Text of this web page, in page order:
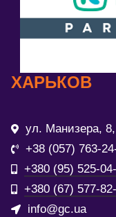
ХАРЬКОВ
ул. Манизера, 8,
+38 (057) 763-
+380 (95) 525-
+380 (67) 577-
info@gc.ua